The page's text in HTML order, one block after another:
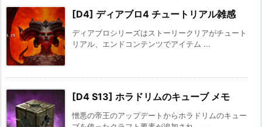
[D4] ディアブロ4 チュートリアル雑感
ディアブロシリーズはストーリークリアがチュート
リアル、エンドコンテンツでアイテム ...
[D4 S13] ホラドリムのキューブ メモ
憎悪の帝王のアップデートからホラドリムのキュー